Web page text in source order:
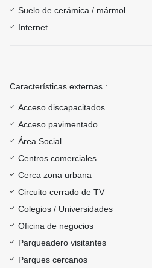
Suelo de cerámica / mármol
Internet
Características externas :
Acceso discapacitados
Acceso pavimentado
Área Social
Centros comerciales
Cerca zona urbana
Circuito cerrado de TV
Colegios / Universidades
Oficina de negocios
Parqueadero visitantes
Parques cercanos